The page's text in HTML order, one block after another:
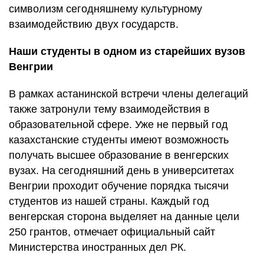
символизм сегодняшнему культурному
взаимодействию двух государств.
Наши студенты в одном из старейших вузов
Венгрии
В рамках астанинской встречи члены делегаций
также затронули тему взаимодействия в
образовательной сфере. Уже не первый год
казахстанские студенты имеют возможность
получать высшее образование в венгерских
вузах. На сегодняшний день в университетах
Венгрии проходит обучение порядка тысячи
студентов из нашей страны. Каждый год
венгерская сторона выделяет на данные цели
250 грантов, отмечает официальный сайт
Министерства иностранных дел РК.